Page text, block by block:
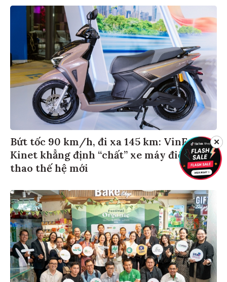
Bứt tốc 90 km/h, đi xa 145 km: VinFast
Kinet khẳng định “chất” xe máy điện thể
thao thế hệ mới
✕